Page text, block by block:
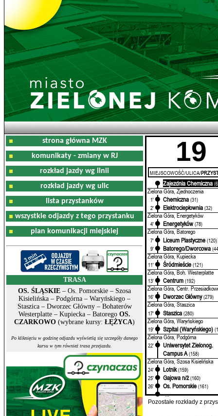
strona główna MZK
komunikaty - zmiany w RJ
rozkład jazdy wg linii
rozkład jazdy wg ulic
lista przystanków
wszystkie odjazdy z tego przystanku
plan komunikacji miejskiej
TRASA
OS. ŚLĄSKIE – Os. Pomorskie – Szosa
Kisielińska – Podgórna – Waryńskiego –
Staszica – Dworzec Główny – Bohaterów
Westerplatte – Kupiecka – Batorego OS.
CZARKOWO (wybrane kursy: ŁĘŻYCA)
Po kliknięciu w godzinę odjazdu wyświetlą się szczegóły danego
kursu w tym również trasa przejazdu.
19
MIEJSCOWOŚĆ/ULICA/
Zajezdnia Chemiczna
Zielona Góra, Zjednoczenia
1' Chemiczna (31)
2'
Elektrociepłownia (32)
Zielona Góra, Energetyków
4' Energetyków (78)
Zielona Góra, Batorego
7' Liceum Plastyczne (120)
9'
Batorego/Dworcowa
Zielona Góra, Kupiecka
11' Śródmieście (121)
Zielona Góra, Boh. Westerplatte
13' Centrum (192)
Zielona Góra, Centr.
16' Dworzec Główny (279)
Zielona Góra, Staszica
17' Staszica (280)
Zielona Góra, Waryńskiego
19' Szpital (Waryńskiego)
Zielona Góra, Podgórna
22'
Uniwersytet Zielonog.
Campus A (158)
Zielona Góra, Szosa Kisielińska
24' Lotnik (159)
25'
Gajowa n/ż (160)
26'
Os. Pomorskie (161)
...
Pozostałe rozkłady z